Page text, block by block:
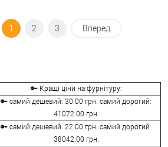
1 2 3 Вперед
🔑 Кращі ціни на фурнітуру:
🔑 самий дешевий: 30.00 грн. самий дорогий:
41072.00 грн.
🔑 самий дешевий: 22.00 грн. самий дорогий:
38042.00 грн.